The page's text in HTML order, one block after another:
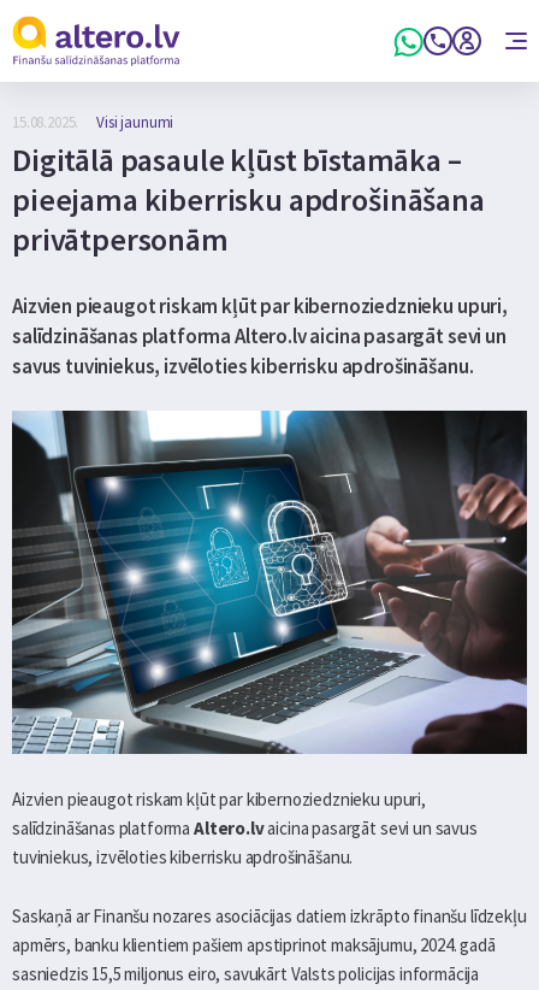
15.08.2025. Visi jaunumi
Digitālā pasaule kļūst bīstamāka –
pieejama kiberrisku apdrošināšana
privātpersonām
Aizvien pieaugot riskam kļūt par kibernoziedznieku upuri,
salīdzināšanas platforma Altero.lv aicina pasargāt sevi un
savus tuviniekus, izvēloties kiberrisku apdrošināšanu.
Aizvien pieaugot riskam kļūt par kibernoziedznieku upuri,
salīdzināšanas platforma Altero.lvaicina pasargāt sevi un savus
tuviniekus, izvēloties kiberrisku apdrošināšanu.
Saskaņā ar Finanšu nozares asociācijas datiem izkrāpto finanšu līdzekļu
apmērs, banku klientiem pašiem apstiprinot maksājumu, 2024. gadā
sasniedzis 15,5 miljonus eiro, savukārt Valsts policijas informācija